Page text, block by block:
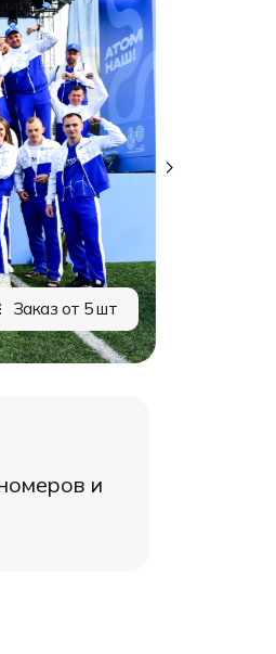
Заказ от 5 шт
и